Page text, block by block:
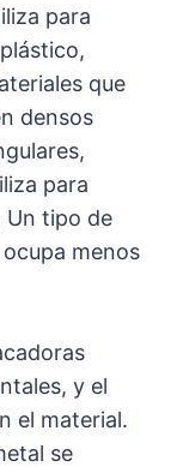
para
que
densos
para
Un tipo de
menos
y el
el material.
se